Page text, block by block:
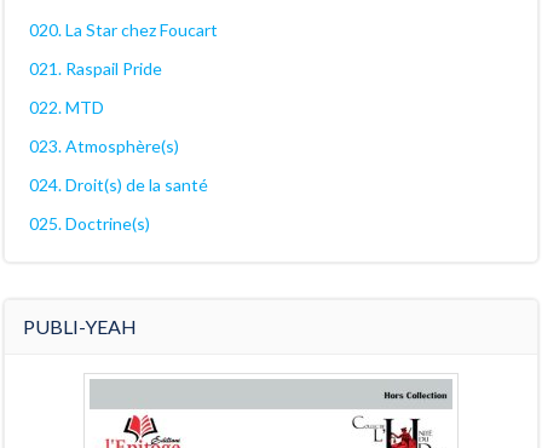
020. La Star chez Foucart
021. Raspail Pride
022. MTD
023. Atmosphère(s)
024. Droit(s) de la santé
025. Doctrine(s)
PUBLI-YEAH